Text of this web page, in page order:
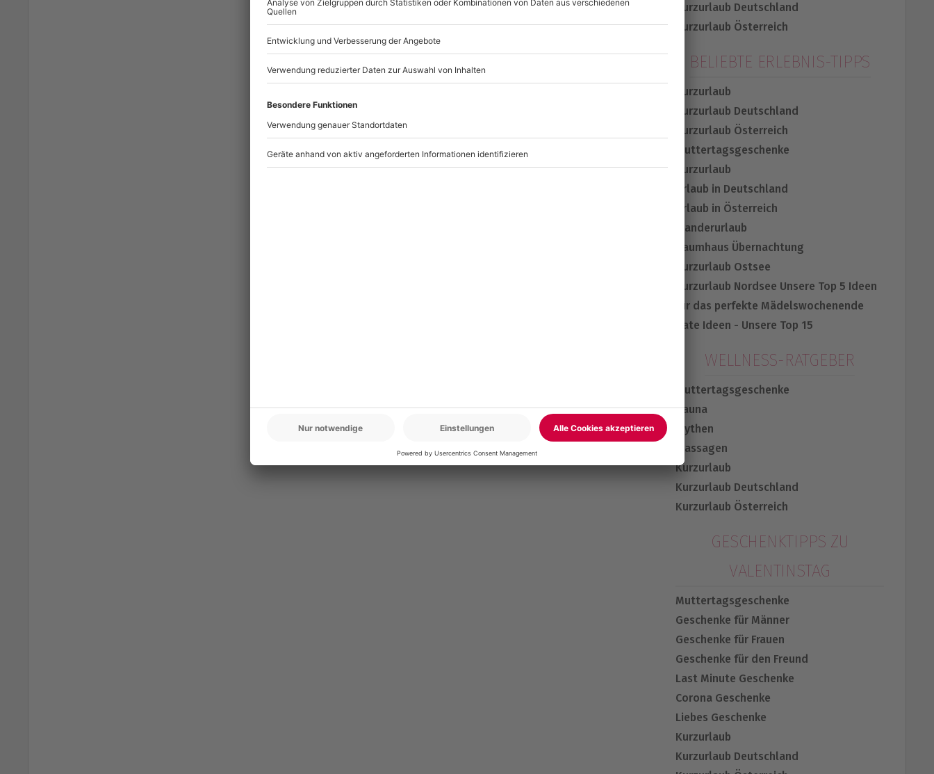
Kurzurlaub Deutschland
Kurzurlaub Österreich
BELIEBTE ERLEBNIS-TIPPS
Kurzurlaub
Kurzurlaub Deutschland
Kurzurlaub Österreich
Muttertagsgeschenke
Kurzurlaub
Urlaub in Deutschland
Urlaub in Österreich
Wanderurlaub
Baumhaus Übernachtung
Kurzurlaub Ostsee
Kurzurlaub Nordsee Unsere Top 5 Ideen
für das perfekte Mädelswochenende
Date Ideen - Unsere Top 15
WELLNESS-RATGEBER
Muttertagsgeschenke
Sauna
Mythen
Massagen
Kurzurlaub
Kurzurlaub Deutschland
Kurzurlaub Österreich
GESCHENKTIPPS ZU
VALENTINSTAG
Muttertagsgeschenke
Geschenke für Männer
Geschenke für Frauen
Geschenke für den Freund
Last Minute Geschenke
Corona Geschenke
Liebes Geschenke
Kurzurlaub
Kurzurlaub Deutschland